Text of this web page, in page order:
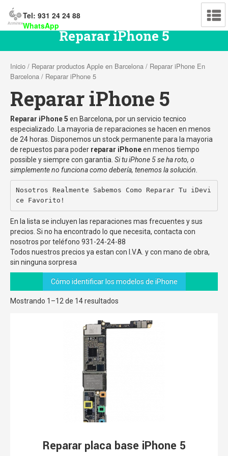
Tel: 931 24 24 88
WhatsApp
Reparar iPhone 5
Inicio / Reparar productos Apple en Barcelona / Reparar iPhone En
Barcelona / Reparar iPhone 5
Reparar iPhone 5
Reparar iPhone 5 en Barcelona, por un servicio tecnico
especializado. La mayoria de reparaciones se hacen en menos
de 24 horas. Disponemos un stock permanente para la mayoria
de repuestos para poder reparar iPhoneen menos tiempo
possible y siempre con garantia. Si tu iPhone 5 se ha roto, o
simplemente no funciona como debería, tenemos la solución.
Nosotros Realmente Sabemos Como Reparar Tu iDevi
ce Favorito!
En la lista se incluyen las reparaciones mas frecuentes y sus
precios. Si no ha encontrado lo que necesita, contacta con
nosotros por teléfono 931-24-24-88
Todos nuestros precios ya estan con I.V.A. y con mano de obra,
sin ninguna sorpresa
Cómo identificar los modelos de iPhone
Mostrando 1–12 de 14 resultados
Reparar placa base iPhone 5